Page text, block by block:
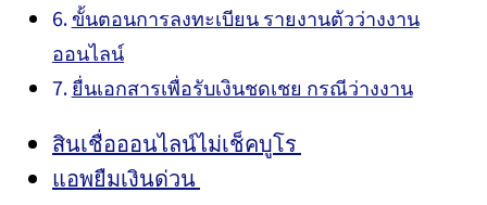
ขั้นตอนการลงทะเบียน รายงานตัวว่างงาน
ออนไลน์
ยื่นเอกสารเพื่อรับเงินชดเชย กรณีว่างงาน
สินเชื่อออนไลน์ไม่เช็คบูโร
แอพยืมเงินด่วน